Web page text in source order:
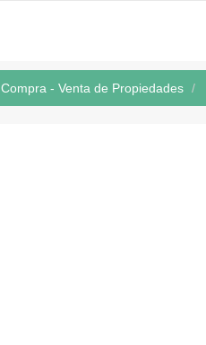
Compra - Venta de Propiedades